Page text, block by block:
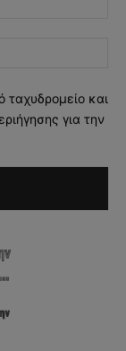
ταχυδρομείο και
για την